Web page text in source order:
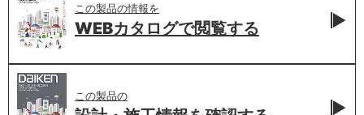
この製品の情報を
WEBカタログで閲覧する
この製品の